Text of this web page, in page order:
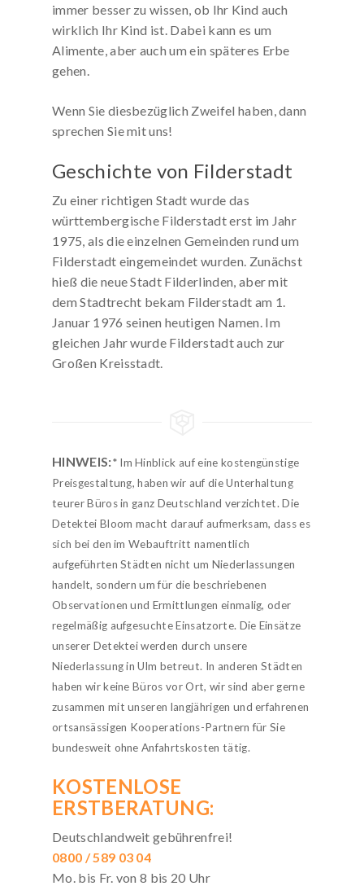
immer besser zu wissen, ob Ihr Kind auch
wirklich Ihr Kind ist. Dabei kann es um
Alimente, aber auch um ein späteres Erbe
gehen.
Wenn Sie diesbezüglich Zweifel haben, dann
sprechen Sie mit uns!
Geschichte von Filderstadt
Zu einer richtigen Stadt wurde das
württembergische Filderstadt erst im Jahr
1975, als die einzelnen Gemeinden rund um
Filderstadt eingemeindet wurden. Zunächst
hieß die neue Stadt Filderlinden, aber mit
dem Stadtrecht bekam Filderstadt am 1.
Januar 1976 seinen heutigen Namen. Im
gleichen Jahr wurde Filderstadt auch zur
Großen Kreisstadt.
HINWEIS:* Im Hinblick auf eine kostengünstige
Preisgestaltung, haben wir auf die Unterhaltung
teurer Büros in ganz Deutschland verzichtet. Die
Detektei Bloom macht darauf aufmerksam, dass es
sich bei den im Webauftritt namentlich
aufgeführten Städten nicht um Niederlassungen
handelt, sondern um für die beschriebenen
Observationen und Ermittlungen einmalig, oder
regelmäßig aufgesuchte Einsatzorte. Die Einsätze
unserer Detektei werden durch unsere
Niederlassung in Ulm betreut. In anderen Städten
haben wir keine Büros vor Ort, wir sind aber gerne
zusammen mit unseren langjährigen und erfahrenen
ortsansässigen Kooperations-Partnern für Sie
bundesweit ohne Anfahrtskosten tätig.
KOSTENLOSE
ERSTBERATUNG:
Deutschlandweit gebührenfrei!
0800 / 589 03 04
Mo. bis Fr. von 8 bis 20 Uhr